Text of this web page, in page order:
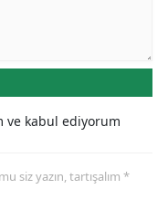
ve kabul ediyorum
siz yazın, tartışalım *